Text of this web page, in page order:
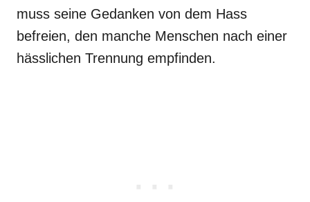
muss seine Gedanken von dem Hass
befreien, den manche Menschen nach einer
hässlichen Trennung empfinden.